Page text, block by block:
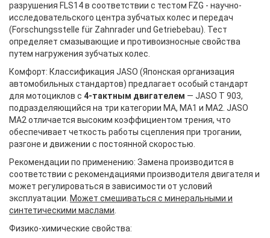
разрушения FLS14 в соответствии с тестом FZG - научно-
исследовательского центра зубчатых колес и передач
(Forschungsstelle für Zahnrader und Getriebebau). Тест
определяет смазывающие и противоизносные свойства
путем нагружения зубчатых колес.
Комфорт: Классификация JASO (Японская организация
автомобильных стандартов) предлагает особый стандарт
для мотоциклов с 4-тактным двигателем — JASO T 903,
подразделяющийся на три категории MA, MA1 и MA2. JASO
MA2 отличается высоким коэффициентом трения, что
обеспечивает четкость работы сцепления при трогании,
разгоне и движении с постоянной скоростью.
Рекомендации по применению: Замена производится в
соответствии с рекомендациями производителя двигателя и
может регулироваться в зависимости от условий
эксплуатации. Может смешиваться с минеральными и
синтетическими маслами
Физико-химические свойства: